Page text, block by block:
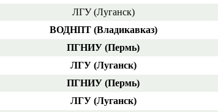
ЛГУ (Луганск)
ВОДНПТ (Владикавказ)
ПГНИУ (Пермь)
ЛГУ (Луганск)
ПГНИУ (Пермь)
ЛГУ (Луганск)